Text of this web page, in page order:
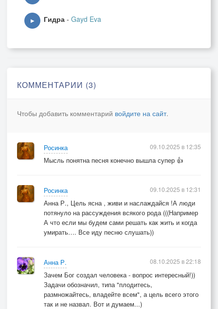
▶ Гидра - Gayd Eva
КОММЕНТАРИИ (3)
Чтобы добавить комментарий войдите на сайт.
Росинка
Мысль понятна песня конечно вышла супер 👍
09.10.2025 в 12:35
Росинка
Анна Р., Цель ясна , живи и наслаждайся !А люди
потянуло на рассуждения всякого рода (((Например
А что если мы будем сами решать как жить и когда
умирать…. Все иду песню слушать))
09.10.2025 в 12:31
Анна Р.
Зачем Бог создал человека - вопрос интересный!))
Задачи обозначил, типа "плодитесь,
размножайтесь, владейте всем", а цель всего этого
так и не назвал. Вот и думаем...)
08.10.2025 в 22:18